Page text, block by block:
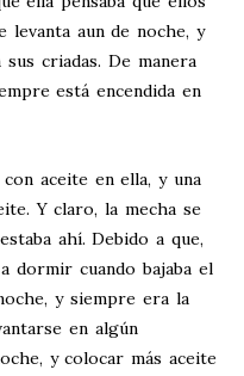
levanta aun de noche, y
criadas. De manera
está encendida en
aceite en ella, y una
Y claro, la mecha se
ahí. Debido a que,
dormir cuando bajaba el
y siempre era la
en algún
y colocar más aceite